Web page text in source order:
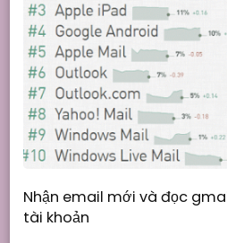
Nhận email mới và đọc
tài khoản